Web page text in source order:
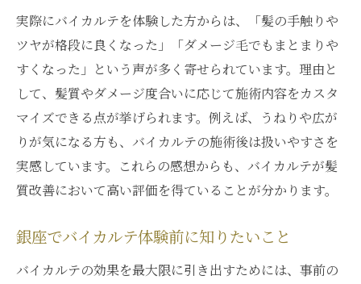
実際にバイカルテを体験した方からは、「髪の手触りや
ツヤが格段に良くなった」「ダメージ毛でもまとまりや
すくなった」という声が多く寄せられています。理由と
して、髪質やダメージ度合いに応じて施術内容をカスタ
マイズできる点が挙げられます。例えば、うねりや広が
りが気になる方も、バイカルテの施術後は扱いやすさを
実感しています。これらの感想からも、バイカルテが髪
質改善において高い評価を得ていることが分かります。
銀座でバイカルテ体験前に知りたいこと
バイカルテの効果を最大限に引き出すためには、事前の